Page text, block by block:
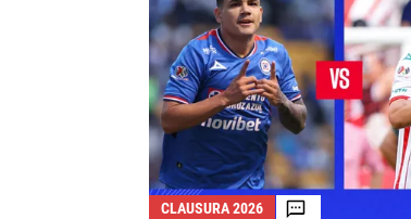
CLAUSURA 2026